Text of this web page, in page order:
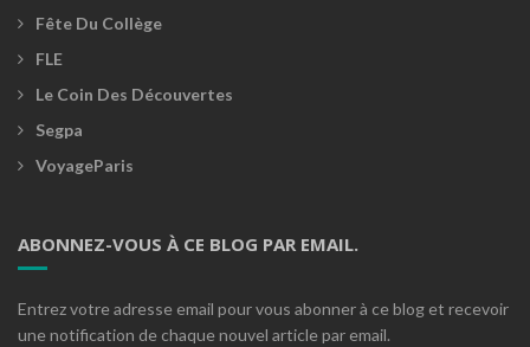
Fête Du Collège
FLE
Le Coin Des Découvertes
Segpa
VoyageParis
ABONNEZ-VOUS À CE BLOG PAR EMAIL.
Entrez votre adresse email pour vous abonner à ce blog et recevoir
une notification de chaque nouvel article par email.